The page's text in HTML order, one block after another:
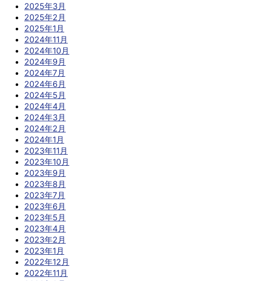
2025年3月
2025年2月
2025年1月
2024年11月
2024年10月
2024年9月
2024年7月
2024年6月
2024年5月
2024年4月
2024年3月
2024年2月
2024年1月
2023年11月
2023年10月
2023年9月
2023年8月
2023年7月
2023年6月
2023年5月
2023年4月
2023年2月
2023年1月
2022年12月
2022年11月